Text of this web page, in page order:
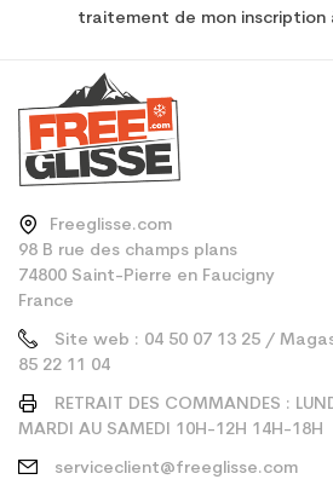
traitement de mon inscription
Freeglisse.com
98 B rue des champs plans
74800 Saint-Pierre en Faucigny
France
Site web : 04 50 07 13 25 /
85 22 11 04
RETRAIT DES COMMANDES :
MARDI AU SAMEDI 10H-12H 14H-18H
serviceclient@freeglisse.com